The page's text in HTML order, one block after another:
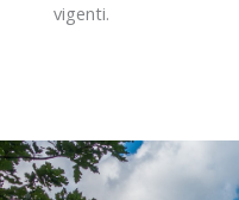
vigenti.